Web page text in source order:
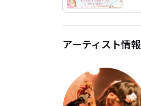
アーティスト情報